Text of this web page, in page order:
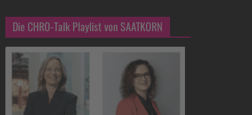
Die CHRO-Talk Playlist von SAATKORN